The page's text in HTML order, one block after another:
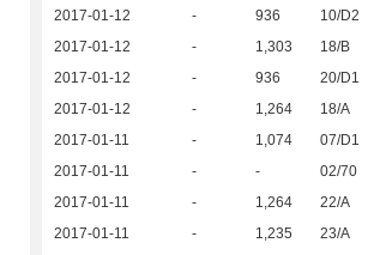
2017-01-12
- 936 10/D2
2017-01-12
- 1,303 18/B
2017-01-12
- 936 20/D1
2017-01-12
- 1,264 18/A
2017-01-11
- 1,074 07/D1
2017-01-11
- - 02/70
2017-01-11
- 1,264 22/A
2017-01-11
- 1,235 23/A